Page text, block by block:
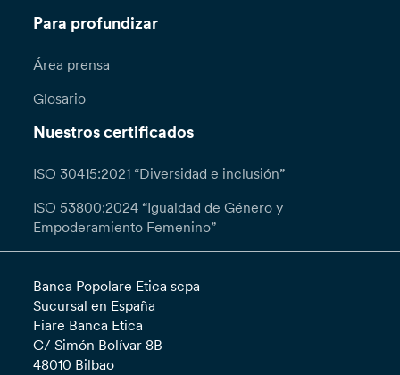
Para profundizar
Área prensa
Glosario
Nuestros certificados
ISO 30415:2021 “Diversidad e inclusión”
ISO 53800:2024 “Igualdad de Género y
Empoderamiento Femenino”
Banca Popolare Etica scpa
Sucursal en España
Fiare Banca Etica
C/ Simón Bolívar 8B
48010 Bilbao